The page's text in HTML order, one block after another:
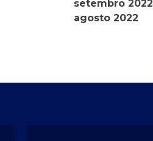
setembro 2022
agosto 2022